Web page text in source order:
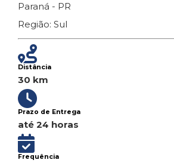
Paraná - PR
Região: Sul
Distância
30 km
Prazo de Entrega
até 24 horas
Frequência